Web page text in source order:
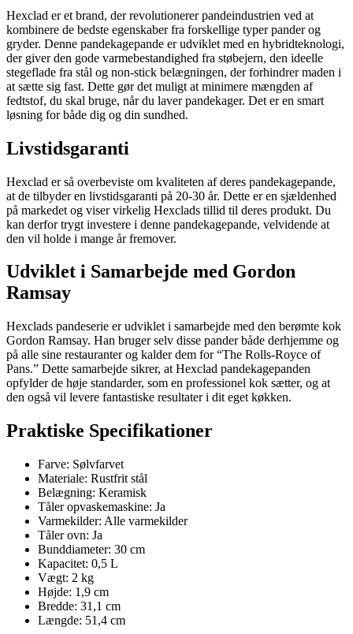
Hexclad er et brand, der revolutionerer pandeindustrien ved at
kombinere de bedste egenskaber fra forskellige typer pander og
gryder. Denne pandekagepande er udviklet med en hybridteknologi,
der giver den gode varmebestandighed fra støbejern, den ideelle
stegeflade fra stål og non-stick belægningen, der forhindrer maden i
at sætte sig fast. Dette gør det muligt at minimere mængden af
fedtstof, du skal bruge, når du laver pandekager. Det er en smart
løsning for både dig og din sundhed.
Livstidsgaranti
Hexclad er så overbeviste om kvaliteten af deres pandekagepande,
at de tilbyder en livstidsgaranti på 20-30 år. Dette er en sjældenhed
på markedet og viser virkelig Hexclads tillid til deres produkt. Du
kan derfor trygt investere i denne pandekagepande, velvidende at
den vil holde i mange år fremover.
Udviklet i Samarbejde med Gordon
Ramsay
Hexclads pandeserie er udviklet i samarbejde med den berømte kok
Gordon Ramsay. Han bruger selv disse pander både derhjemme og
på alle sine restauranter og kalder dem for “The Rolls-Royce of
Pans.” Dette samarbejde sikrer, at Hexclad pandekagepanden
opfylder de høje standarder, som en professionel kok sætter, og at
den også vil levere fantastiske resultater i dit eget køkken.
Praktiske Specifikationer
Farve: Sølvfarvet
Materiale: Rustfrit stål
Belægning: Keramisk
Tåler opvaskemaskine: Ja
Varmekilder: Alle varmekilder
Tåler ovn: Ja
Bunddiameter: 30 cm
Kapacitet: 0,5 L
Vægt: 2 kg
Højde: 1,9 cm
Bredde: 31,1 cm
Længde: 51,4 cm